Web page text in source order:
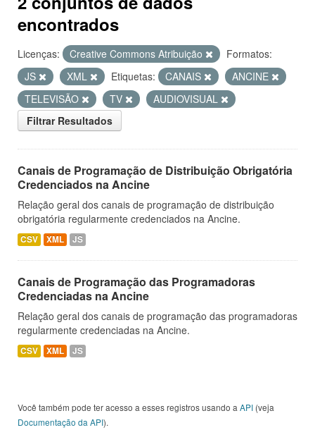
encontrados
Licenças: Creative Commons Atribuição
Formatos:
JS
XML Etiquetas: CANAIS
ANCINE
TELEVISÃO
TV
AUDIOVISUAL
Filtrar Resultados
Canais de Programação de Distribuição Obrigatória
Credenciados na Ancine
Relação geral dos canais de programação de distribuição
obrigatória regularmente credenciados na Ancine.
CSV XML JS
Canais de Programação das Programadoras
Credenciadas na Ancine
Relação geral dos canais de programação das programadoras
regularmente credenciadas na Ancine.
CSV XML JS
Você também pode ter acesso a esses registros usando a API (veja
Documentação da API).